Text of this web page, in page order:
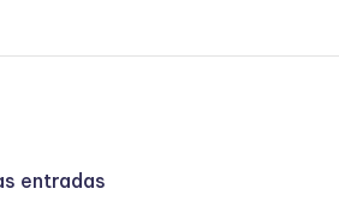
entradas